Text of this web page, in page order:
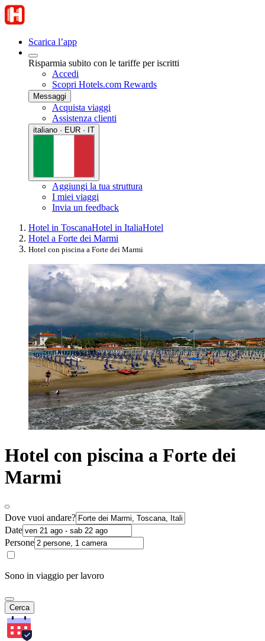
Scarica l’app
Risparmia subito con le tariffe per iscritti
Accedi
Scopri Hotels.com Rewards
Messaggi
Acquista viaggi
Assistenza clienti
italiano · EUR · IT
Aggiungi la tua struttura
I miei viaggi
Invia un feedback
Hotel in ToscanaHotel in ItaliaHotel
Hotel a Forte dei Marmi
Hotel con piscina a Forte dei Marmi
Hotel con piscina a Forte dei
Marmi
Dove vuoi andare?
Date
Persone
Sono in viaggio per lavoro
Cerca